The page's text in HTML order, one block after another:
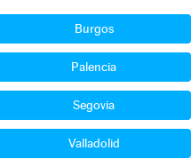
Burgos
Palencia
Segovia
Valladolid